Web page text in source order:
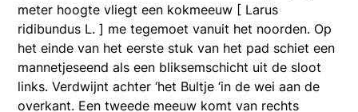
meter hoogte vliegt een kokmeeuw [ Larus
ridibundus L. ] me tegemoet vanuit het noorden. Op
het einde van het eerste stuk van het pad schiet een
mannetjeseend als een bliksemschicht uit de sloot
links. Verdwijnt achter ‘het Bultje ‘in de wei aan de
overkant. Een tweede meeuw komt van rechts